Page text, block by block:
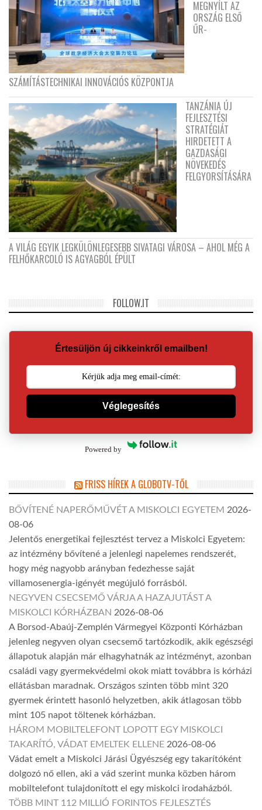
MEGNYÍLT AZ
ORSZÁG ELSŐ
ŰR-
SZÁMÍTÁSTECHNIKAI INNOVÁCIÓS KÖZPONTJA
TANZÁNIA ÚJ
FEJLESZTÉSI
STRATÉGIÁT
HIRDETETT A
GAZDASÁGI
NÖVEKEDÉS
FELGYORSÍTÁSÁRA
A VILÁG EGYIK LEGKÜLÖNLEGESEBB SIVATAGI VÁROSA – AHOL MÉG A
FELHŐKARCOLÓ IS AGYAGBÓL ÉPÜLT
FOLLOW.IT
Értesüljön új cikkeinkről emailben!
Véglegesítés
Powered by
FRISS HÍREK A GLOBOTV-TŐL
BŐVÍTENÉ NAPERŐMŰVÉT A MISKOLCI EGYETEM 2026-
08-06
Jelentős energetikai fejlesztést tervez a Miskolci Egyetem:
az intézmény bővítené a jelenlegi napelemes rendszerét,
hogy még nagyobb arányban fedezhesse saját
villamosenergia-igényét megújuló forrásból.
NEGYVEN CSECSEMŐ VÁRJA A HAZAJUTÁST A
MISKOLCI KÓRHÁZBAN 2026-08-06
A Borsod-Abaúj-Zemplén Vármegyei Központi Kórházban
jelenleg negyven olyan csecsemő tartózkodik, akik egészségi
állapotuk alapján már elhagyhatnák az intézményt, azonban
családi vagy gyermekvédelmi okok miatt továbbra is kórházi
ellátásban maradnak. Országos szinten több mint 320
gyermek érintett hasonló helyzetben, akik átlagosan több
mint 105 napot töltenek kórházban.
HÁROM MOBILTELEFONT LOPOTT EGY MISKOLCI
TAKARÍTÓ, VÁDAT EMELTEK ELLENE 2026-08-06
Vádat emelt a Miskolci Járási Ügyészség egy takarítóként
dolgozó nő ellen, aki a vád szerint munka közben három
mobiltelefont tulajdonított el egy miskolci irodaházból.
TÖBB MINT 112 MILLIÓ FORINTOS FEJLESZTÉS